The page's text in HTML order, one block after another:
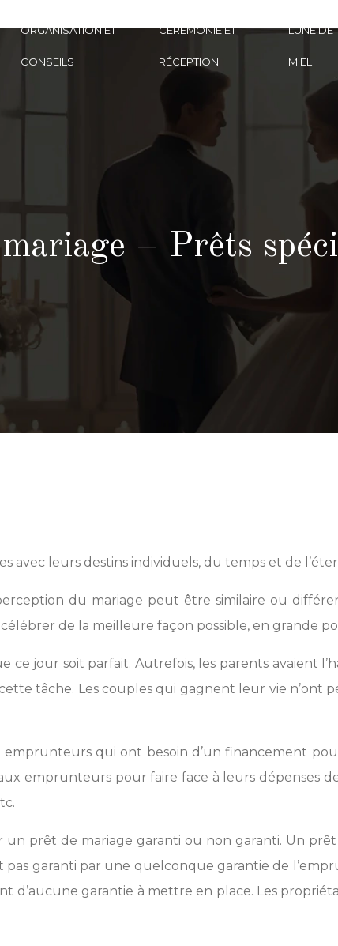
ORGANISATION ET
CONSEILS
CÉRÉMONIE ET
RÉCEPTION
LUNE DE
MIEL
– Prêts
avec leurs destins individuels, du temps et de
du mariage peut être similaire ou
de la meilleure façon possible, en grande
ce jour soit parfait. Autrefois, les parents
tâche. Les couples qui gagnent leur vie n’ont
emprunteurs qui ont besoin d’un financement
emprunteurs pour faire face à leurs dépenses
un prêt de mariage garanti ou non garanti. Un
pas garanti par une quelconque garantie de
d’aucune garantie à mettre en place. Les